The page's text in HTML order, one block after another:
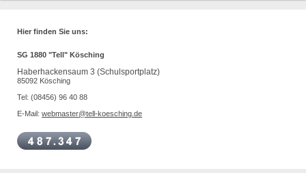
Hier finden Sie uns:
SG 1880 "Tell" Kösching
Haberhackensaum 3 (Schulsportplatz)
85092 Kösching
Tel: (08456) 96 40 88
E-Mail: webmaster@tell-koesching.de